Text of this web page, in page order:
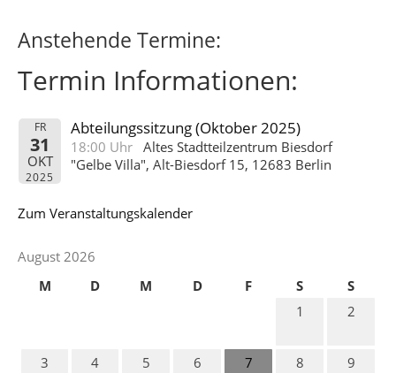
Anstehende Termine:
Termin Informationen:
FR
31
OKT
2025
Abteilungssitzung (Oktober 2025)
18:00 Uhr
Altes Stadtteilzentrum Biesdorf
"Gelbe Villa", Alt-Biesdorf 15, 12683 Berlin
Zum Veranstaltungskalender
August 2026
M
D M D F S
S
1
2
3 4 5 6 7 8 9